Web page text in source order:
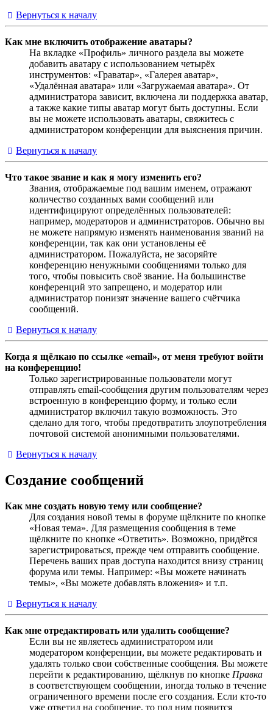
Вернуться к началу
Как мне включить отображение аватары?
На вкладке «Профиль» личного раздела вы можете
добавить аватару с использованием четырёх
инструментов: «Граватар», «Галерея аватар»,
«Удалённая аватара» или «Загружаемая аватара». От
администратора зависит, включена ли поддержка аватар,
а также какие типы аватар могут быть доступны. Если
вы не можете использовать аватары, свяжитесь с
администратором конференции для выяснения причин.
Вернуться к началу
Что такое звание и как я могу изменить его?
Звания, отображаемые под вашим именем, отражают
количество созданных вами сообщений или
идентифицируют определённых пользователей:
например, модераторов и администраторов. Обычно вы
не можете напрямую изменять наименования званий на
конференции, так как они установлены её
администратором. Пожалуйста, не засоряйте
конференцию ненужными сообщениями только для
того, чтобы повысить своё звание. На большинстве
конференций это запрещено, и модератор или
администратор понизят значение вашего счётчика
сообщений.
Вернуться к началу
Когда я щёлкаю по ссылке «email», от меня требуют войти
на конференцию!
Только зарегистрированные пользователи могут
отправлять email-сообщения другим пользователям через
встроенную в конференцию форму, и только если
администратор включил такую возможность. Это
сделано для того, чтобы предотвратить злоупотребления
почтовой системой анонимными пользователями.
Вернуться к началу
Создание сообщений
Как мне создать новую тему или сообщение?
Для создания новой темы в форуме щёлкните по кнопке
«Новая тема». Для размещения сообщения в теме
щёлкните по кнопке «Ответить». Возможно, придётся
зарегистрироваться, прежде чем отправить сообщение.
Перечень ваших прав доступа находится внизу страниц
форума или темы. Например: «Вы можете начинать
темы», «Вы можете добавлять вложения» и т.п.
Вернуться к началу
Как мне отредактировать или удалить сообщение?
Если вы не являетесь администратором или
модератором конференции, вы можете редактировать и
удалять только свои собственные сообщения. Вы можете
перейти к редактированию, щёлкнув по кнопке Правка
в соответствующем сообщении, иногда только в течение
ограниченного времени после его создания. Если кто-то
уже ответил на сообщение, то под ним появится